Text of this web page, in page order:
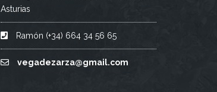
Asturias
Ramón (+34) 664 34 56 65
vegadezarza@gmail.com